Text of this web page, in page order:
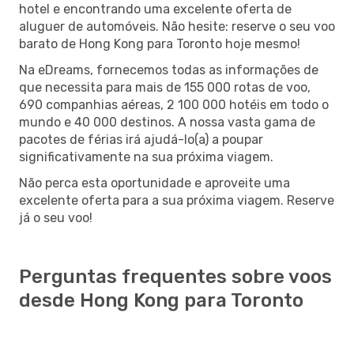
hotel e encontrando uma excelente oferta de
aluguer de automóveis. Não hesite: reserve o seu voo
barato de Hong Kong para Toronto hoje mesmo!
Na eDreams, fornecemos todas as informações de
que necessita para mais de 155 000 rotas de voo,
690 companhias aéreas, 2 100 000 hotéis em todo o
mundo e 40 000 destinos. A nossa vasta gama de
pacotes de férias irá ajudá-lo(a) a poupar
significativamente na sua próxima viagem.
Não perca esta oportunidade e aproveite uma
excelente oferta para a sua próxima viagem. Reserve
já o seu voo!
Perguntas frequentes sobre voos
desde Hong Kong para Toronto